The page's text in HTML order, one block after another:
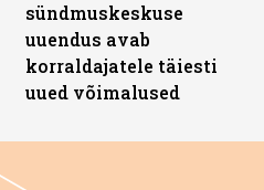
sündmuskeskuse
uuendus avab
korraldajatele täiesti
uued võimalused